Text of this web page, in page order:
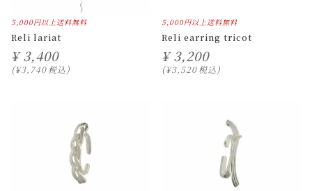
5,000円以上送料無料
Reli lariat
¥ 3,400
¥3,740税込
5,000円以上送料無料
Reli earring tricot
¥ 3,200
¥3,520税込